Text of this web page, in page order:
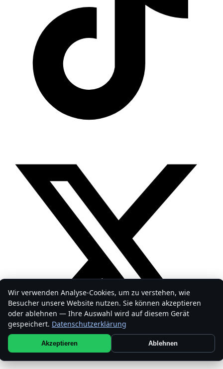
Wir verwenden Analyse-Cookies, um zu verstehen, wie
Besucher unsere Website nutzen. Sie können akzeptieren
oder ablehnen — Ihre Auswahl wird auf diesem Gerät
gespeichert. Datenschutzerklärung
Akzeptieren Ablehnen